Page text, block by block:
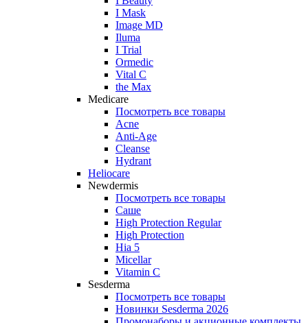
I Mask
Image MD
Iluma
I Trial
Ormedic
Vital C
the Max
Medicare
Посмотреть все товары
Acne
Anti‑Age
Cleanse
Hydrant
Heliocare
Newdermis
Посмотреть все товары
Саше
High Protection Regular
High Protection
Hia 5
Micellar
Vitamin C
Sesderma
Посмотреть все товары
Новинки Sesderma 2026